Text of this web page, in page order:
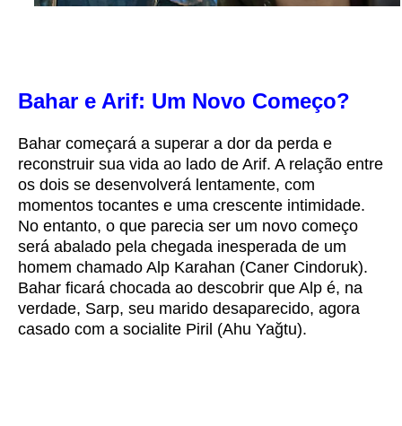
Bahar e Arif: Um Novo Começo?
Bahar começará a superar a dor da perda e
reconstruir sua vida ao lado de Arif. A relação entre
os dois se desenvolverá lentamente, com
momentos tocantes e uma crescente intimidade.
No entanto, o que parecia ser um novo começo
será abalado pela chegada inesperada de um
homem chamado Alp Karahan (Caner Cindoruk).
Bahar ficará chocada ao descobrir que Alp é, na
verdade, Sarp, seu marido desaparecido, agora
casado com a socialite Piril (Ahu Yağtu).